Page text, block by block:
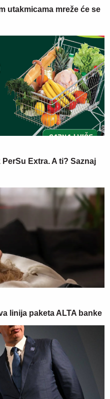
utakmicama mreže će se
Extra. A ti? Saznaj
linija paketa ALTA banke